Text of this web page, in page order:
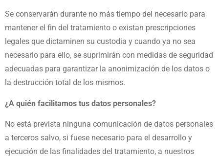
Se conservarán durante no más tiempo del necesario para
mantener el fin del tratamiento o existan prescripciones
legales que dictaminen su custodia y cuando ya no sea
necesario para ello, se suprimirán con medidas de seguridad
adecuadas para garantizar la anonimización de los datos o
la destrucción total de los mismos.
¿A quién facilitamos tus datos personales?
No está prevista ninguna comunicación de datos personales
a terceros salvo, si fuese necesario para el desarrollo y
ejecución de las finalidades del tratamiento, a nuestros